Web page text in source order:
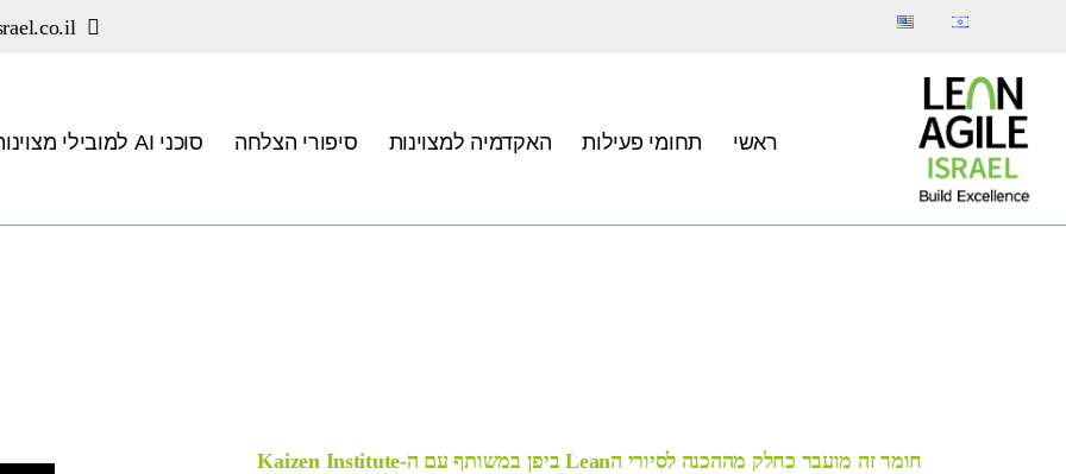
ראשי תחומי פעילות האקדמיה למצוינות סיפורי הצלחה סוכני AI למובילי מצוינות
חומר זה מועבר כחלק מההכנה לסיורי הLean ביפן במשותף עם ה-Kaizen Institute